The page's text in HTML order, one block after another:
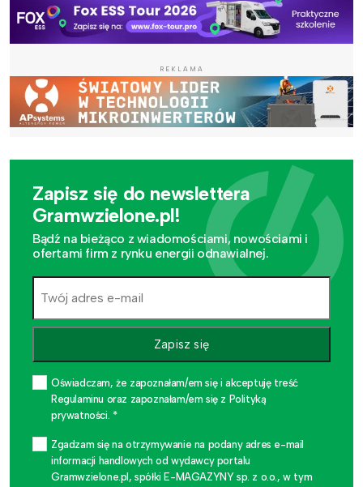
REKLAMA
Zapisz się do newslettera
Gramwzielone.pl!
Bądź na bieżąco z wiadomościami, nowościami i
ofertami firm z rynku energii odnawialnej.
Zapisz się
Oświadczam, że zapoznałam/em się i akceptuję treść
Regulaminu oraz zapoznałam/em się z Polityką
prywatności. *
Zgadzam się na otrzymywanie na podany adres e-mail
informacji handlowych od wydawcy portalu
Gramwzielone.pl, spółki E-MAGAZYNY sp. z o.o., w tym